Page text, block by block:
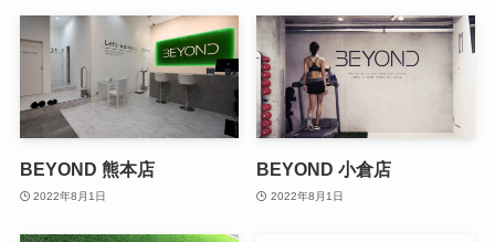
BEYOND 熊本店
2022年8月1日
BEYOND 小倉店
2022年8月1日